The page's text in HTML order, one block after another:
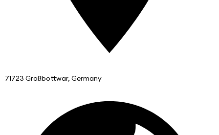
71723 Großbottwar, Germany